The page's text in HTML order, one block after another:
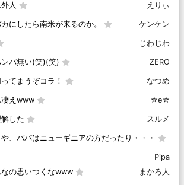
人 えりぃ
にしたら南米が来るのか。 ケンケン
じわじわ
パ無い(笑)(笑) ZERO
てまうぞコラ！ なつめ
えwww ☆e☆
した スルメ
、パパはニューギニアの方だったり・・・
Pipa
の思いつくなwww
まかろ人